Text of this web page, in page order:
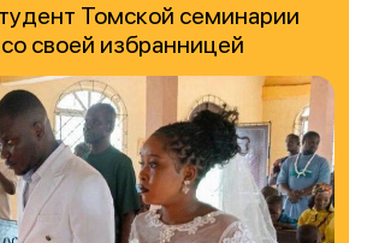
Томской семинарии
своей избранницей